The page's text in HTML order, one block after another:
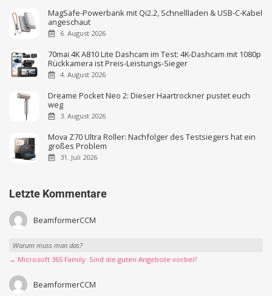
MagSafe-Powerbank mit Qi2.2, Schnellladen & USB-C-Kabel
angeschaut
6. August 2026
70mai 4K A810 Lite Dashcam im Test: 4K-Dashcam mit 1080p
Rückkamera ist Preis-Leistungs-Sieger
4. August 2026
Dreame Pocket Neo 2: Dieser Haartrockner pustet euch
weg
3. August 2026
Mova Z70 Ultra Roller: Nachfolger des Testsiegers hat ein
großes Problem
31. Juli 2026
Letzte Kommentare
BeamformerCCM
Warum muss man das?
→ Microsoft 365 Family: Sind die guten Angebote vorbei?
BeamformerCCM